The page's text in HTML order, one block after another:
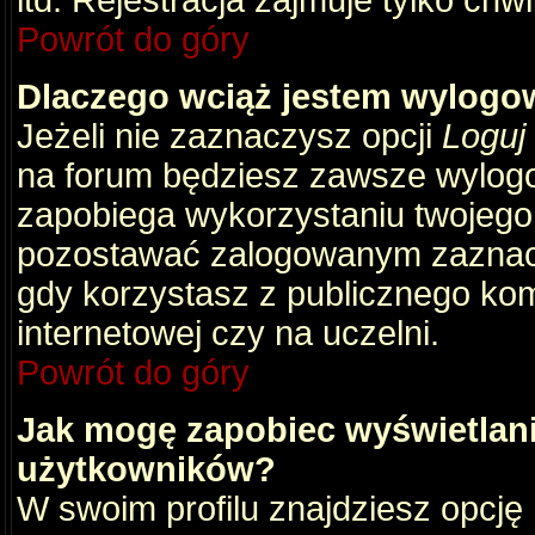
Powrót do góry
Dlaczego wciąż jestem
Jeżeli nie zaznaczysz opcji
na forum będziesz zawsze
zapobiega wykorzystaniu
pozostawać zalogowanym
gdy korzystasz z publicznego
internetowej czy na uczelni.
Powrót do góry
Jak mogę zapobiec
użytkowników?
W swoim profilu znajdziesz opcję